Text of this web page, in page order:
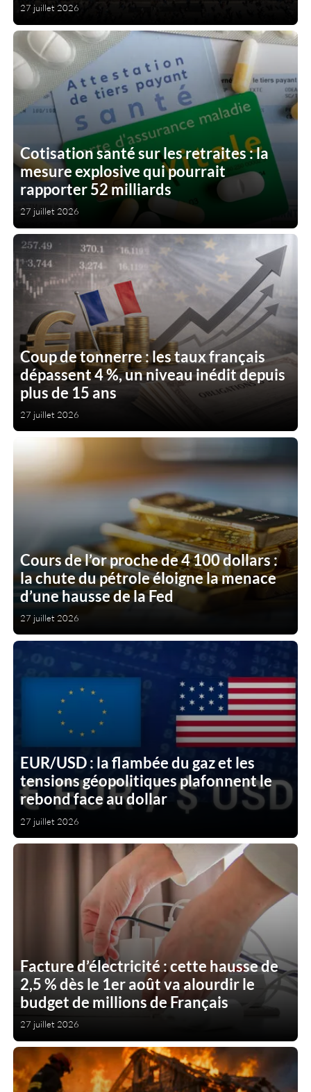
27 juillet 2026
Cotisation santé sur les retraites : la
mesure explosive qui pourrait
rapporter 52 milliards
27 juillet 2026
Coup de tonnerre : les taux français
dépassent 4 %, un niveau inédit depuis
plus de 15 ans
27 juillet 2026
Cours de l’or proche de 4 100 dollars :
la chute du pétrole éloigne la menace
d’une hausse de la Fed
27 juillet 2026
EUR/USD : la flambée du gaz et les
tensions géopolitiques plafonnent le
rebond face au dollar
27 juillet 2026
Facture d’électricité : cette hausse de
2,5 % dès le 1er août va alourdir le
budget de millions de Français
27 juillet 2026